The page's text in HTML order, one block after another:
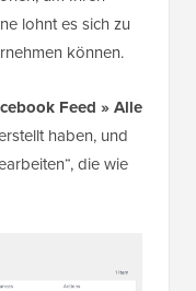
lohnt es sich zu
können.
Feed » Alle
haben, und
die wie